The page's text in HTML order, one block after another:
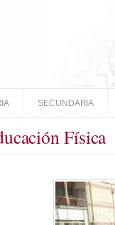
SECUNDARIA
Física